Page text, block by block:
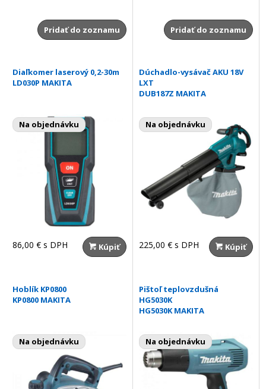
Pridať do zoznamu Pridať do zoznamu
Diaľkomer laserový 0,2-30m
LD030P MAKITA
Na objednávku
86,00 €s DPH Kúpiť
Dúchadlo-vysávač AKU 18V
LXT
DUB187Z MAKITA
Na objednávku
225,00 € s DPH Kúpiť
Hoblík KP0800
KP0800 MAKITA
Na objednávku
Pištoľ teplovzdušná
HG5030K
HG5030K MAKITA
Na objednávku